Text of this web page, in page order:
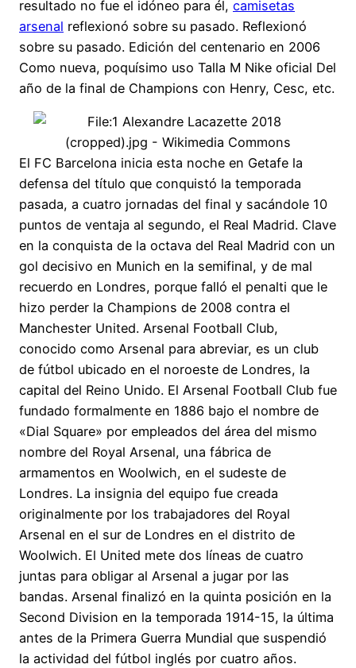
resultado no fue el idóneo para él, camisetas
arsenal reflexionó sobre su pasado. Reflexionó
sobre su pasado. Edición del centenario en 2006
Como nueva, poquísimo uso Talla M Nike oficial Del
año de la final de Champions con Henry, Cesc, etc.
El FC Barcelona inicia esta noche en Getafe la
defensa del título que conquistó la temporada
pasada, a cuatro jornadas del final y sacándole 10
puntos de ventaja al segundo, el Real Madrid. Clave
en la conquista de la octava del Real Madrid con un
gol decisivo en Munich en la semifinal, y de mal
recuerdo en Londres, porque falló el penalti que le
hizo perder la Champions de 2008 contra el
Manchester United. Arsenal Football Club,
conocido como Arsenal para abreviar, es un club
de fútbol ubicado en el noroeste de Londres, la
capital del Reino Unido. El Arsenal Football Club fue
fundado formalmente en 1886 bajo el nombre de
«Dial Square» por empleados del área del mismo
nombre del Royal Arsenal, una fábrica de
armamentos en Woolwich, en el sudeste de
Londres. La insignia del equipo fue creada
originalmente por los trabajadores del Royal
Arsenal en el sur de Londres en el distrito de
Woolwich. El United mete dos líneas de cuatro
juntas para obligar al Arsenal a jugar por las
bandas. Arsenal finalizó en la quinta posición en la
Second Division en la temporada 1914-15, la última
antes de la Primera Guerra Mundial que suspendió
la actividad del fútbol inglés por cuatro años.